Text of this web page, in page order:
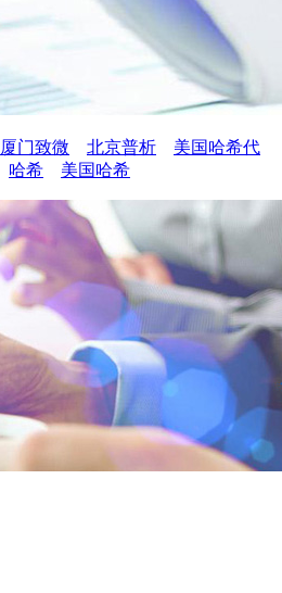
厦门致微 北京普析
美国哈希代
哈希 美国哈希